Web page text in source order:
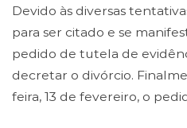
Devido às diversas
para ser citado e se
pedido de tutela de
decretar o divórcio.
feira, 13 de fevereiro, o